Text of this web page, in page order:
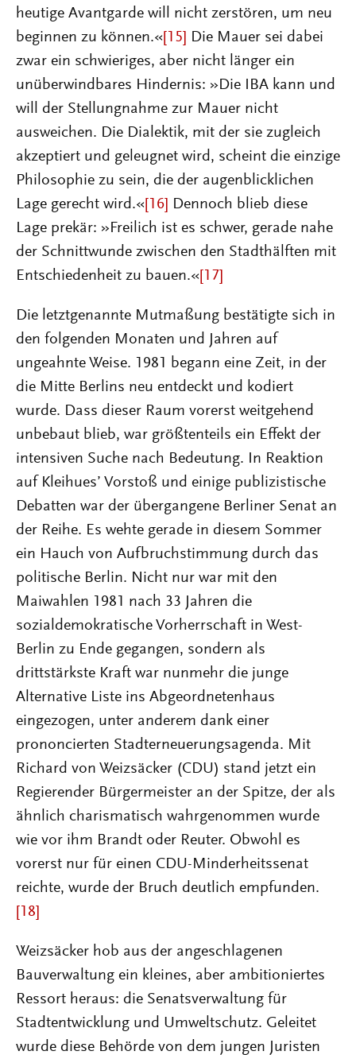
heutige Avantgarde will nicht zerstören, um neu
beginnen zu können.« [15] Die Mauer sei dabei
zwar ein schwieriges, aber nicht länger ein
unüberwindbares Hindernis: »Die IBA kann und
will der Stellungnahme zur Mauer nicht
ausweichen. Die Dialektik, mit der sie zugleich
akzeptiert und geleugnet wird, scheint die einzige
Philosophie zu sein, die der augenblicklichen
Lage gerecht wird.« [16] Dennoch blieb diese
Lage prekär: »Freilich ist es schwer, gerade nahe
der Schnittwunde zwischen den Stadthälften mit
Entschiedenheit zu bauen.« [17]
Die letztgenannte Mutmaßung bestätigte sich in
den folgenden Monaten und Jahren auf
ungeahnte Weise. 1981 begann eine Zeit, in der
die Mitte Berlins neu entdeckt und kodiert
wurde. Dass dieser Raum vorerst weitgehend
unbebaut blieb, war größtenteils ein Effekt der
intensiven Suche nach Bedeutung. In Reaktion
auf Kleihuesʼ Vorstoß und einige publizistische
Debatten war der übergangene Berliner Senat an
der Reihe. Es wehte gerade in diesem Sommer
ein Hauch von Aufbruchstimmung durch das
politische Berlin. Nicht nur war mit den
Maiwahlen 1981 nach 33 Jahren die
sozialdemokratische Vorherrschaft in West-
Berlin zu Ende gegangen, sondern als
drittstärkste Kraft war nunmehr die junge
Alternative Liste ins Abgeordnetenhaus
eingezogen, unter anderem dank einer
prononcierten Stadterneuerungsagenda. Mit
Richard von Weizsäcker (CDU) stand jetzt ein
Regierender Bürgermeister an der Spitze, der als
ähnlich charismatisch wahrgenommen wurde
wie vor ihm Brandt oder Reuter. Obwohl es
vorerst nur für einen CDU-Minderheitssenat
reichte, wurde der Bruch deutlich empfunden.
[18]
Weizsäcker hob aus der angeschlagenen
Bauverwaltung ein kleines, aber ambitioniertes
Ressort heraus: die Senatsverwaltung für
Stadtentwicklung und Umweltschutz. Geleitet
wurde diese Behörde von dem jungen Juristen